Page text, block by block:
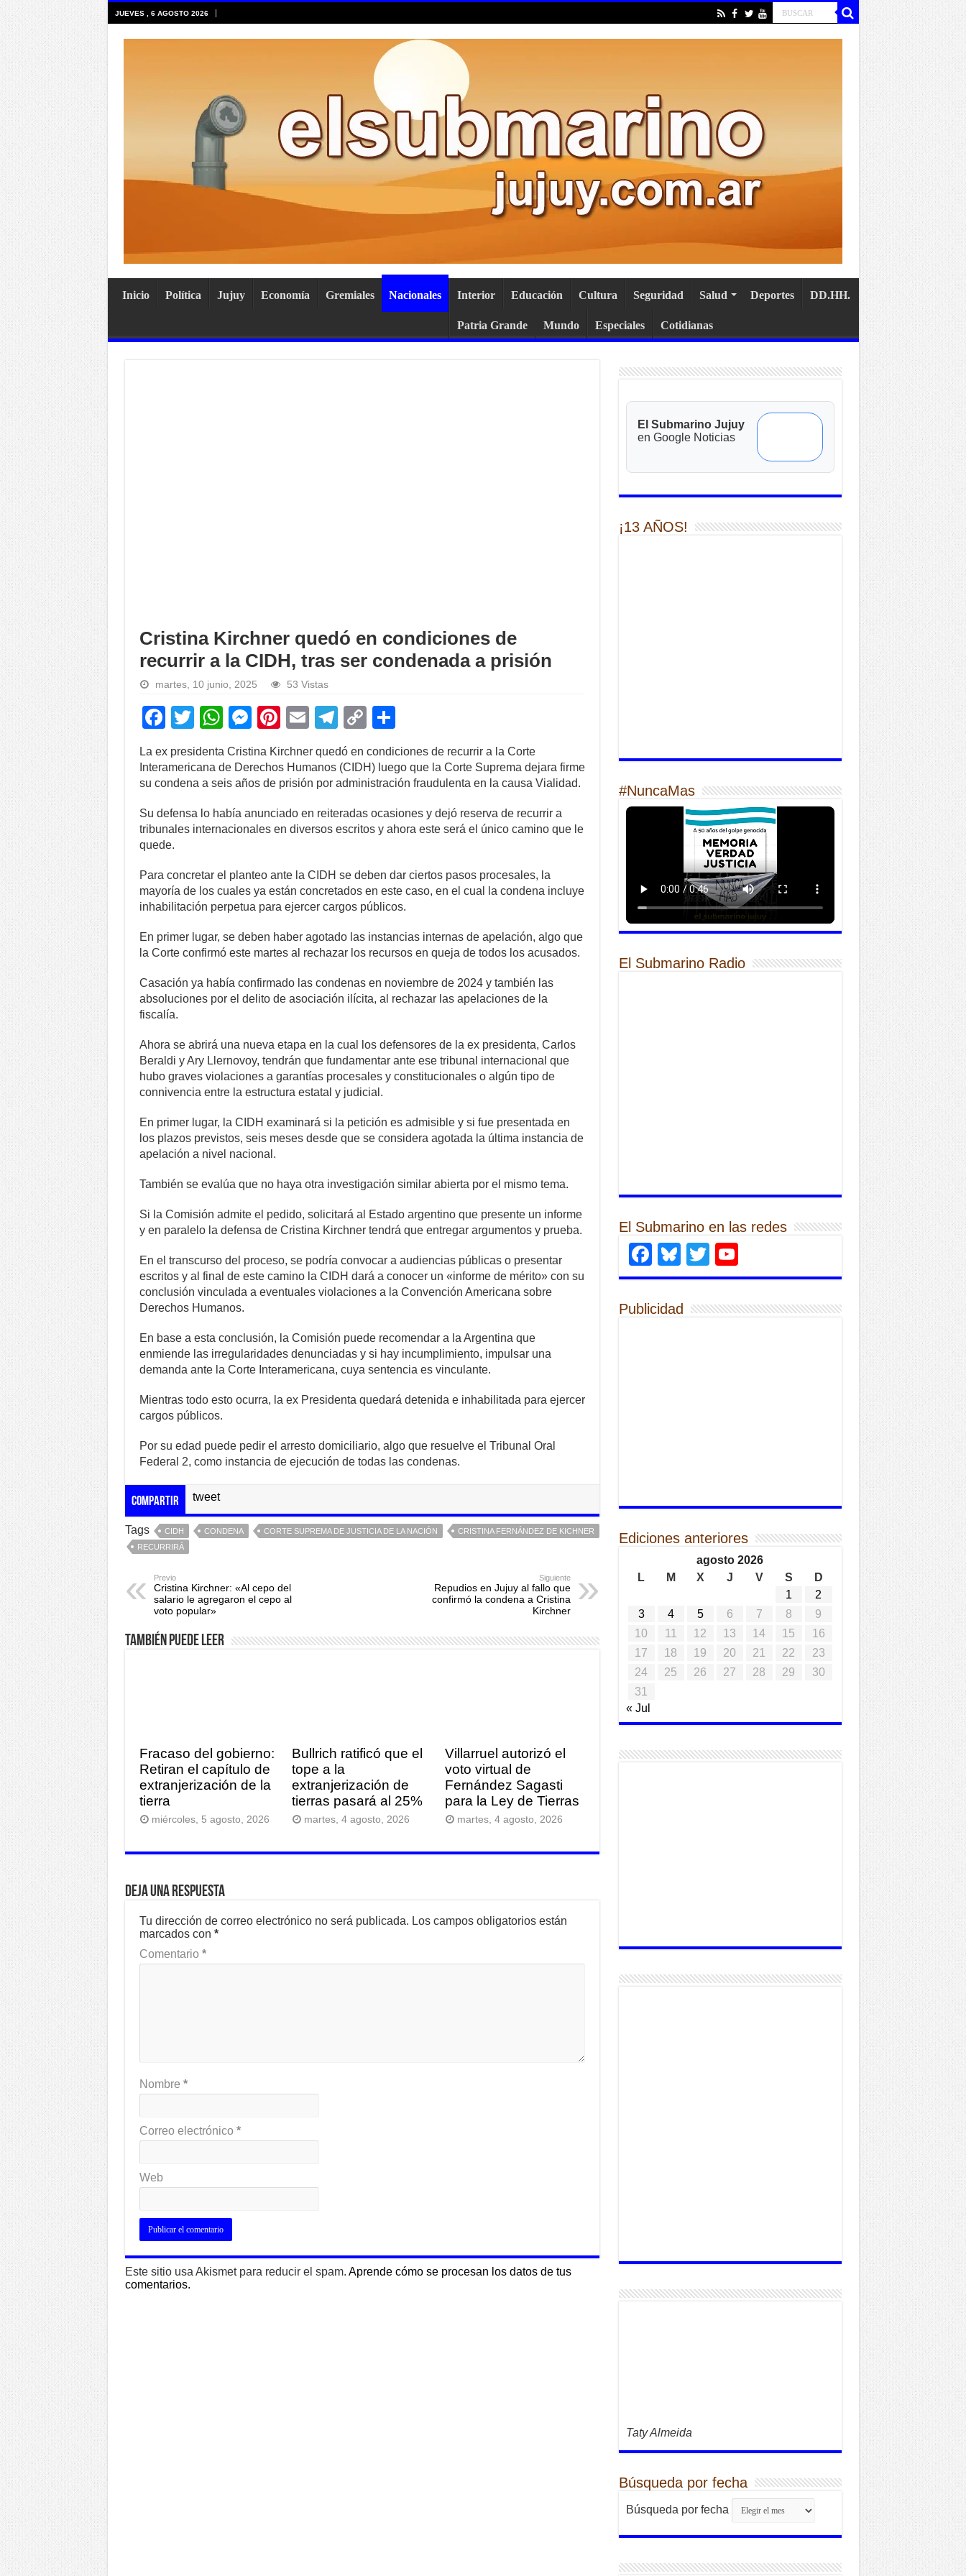
JUEVES , 6 AGOSTO 2026
Inicio Política Jujuy Economía Gremiales Nacionales Interior Educación Cultura Seguridad Salud Deportes DD.HH.
Patria Grande Mundo Especiales Cotidianas
Cristina Kirchner quedó en condiciones de
recurrir a la CIDH, tras ser condenada a prisión
martes, 10 junio, 2025 53 Vistas
F
c
e
b
o
o
k
T
wi
tt
er
W
h
at
s
A
p
M
e
ss
e
n
g
Pi
nt
er
e
st
E
ail
T
el
e
gr
a
m
C
p
y
Li
n
h
ar
e
La ex presidenta Cristina Kirchner quedó en condiciones de recurrir a la Corte
Interamericana de Derechos Humanos (CIDH) luego que la Corte Suprema dejara firme
su condena a seis años de prisión por administración fraudulenta en la causa Vialidad.
Su defensa lo había anunciado en reiteradas ocasiones y dejó reserva de recurrir a
tribunales internacionales en diversos escritos y ahora este será el único camino que le
quede.
Para concretar el planteo ante la CIDH se deben dar ciertos pasos procesales, la
mayoría de los cuales ya están concretados en este caso, en el cual la condena incluye
inhabilitación perpetua para ejercer cargos públicos.
En primer lugar, se deben haber agotado las instancias internas de apelación, algo que
la Corte confirmó este martes al rechazar los recursos en queja de todos los acusados.
Casación ya había confirmado las condenas en noviembre de 2024 y también las
absoluciones por el delito de asociación ilícita, al rechazar las apelaciones de la
fiscalía.
Ahora se abrirá una nueva etapa en la cual los defensores de la ex presidenta, Carlos
Beraldi y Ary Llernovoy, tendrán que fundamentar ante ese tribunal internacional que
hubo graves violaciones a garantías procesales y constitucionales o algún tipo de
connivencia entre la estructura estatal y judicial.
En primer lugar, la CIDH examinará si la petición es admisible y si fue presentada en
los plazos previstos, seis meses desde que se considera agotada la última instancia de
apelación a nivel nacional.
También se evalúa que no haya otra investigación similar abierta por el mismo tema.
Si la Comisión admite el pedido, solicitará al Estado argentino que presente un informe
y en paralelo la defensa de Cristina Kirchner tendrá que entregar argumentos y prueba.
En el transcurso del proceso, se podría convocar a audiencias públicas o presentar
escritos y al final de este camino la CIDH dará a conocer un «informe de mérito» con su
conclusión vinculada a eventuales violaciones a la Convención Americana sobre
Derechos Humanos.
En base a esta conclusión, la Comisión puede recomendar a la Argentina que
enmiende las irregularidades denunciadas y si hay incumplimiento, impulsar una
demanda ante la Corte Interamericana, cuya sentencia es vinculante.
Mientras todo esto ocurra, la ex Presidenta quedará detenida e inhabilitada para ejercer
cargos públicos.
Por su edad puede pedir el arresto domiciliario, algo que resuelve el Tribunal Oral
Federal 2, como instancia de ejecución de todas las condenas.
Compartir tweet
Tags CIDH CONDENA CORTE SUPREMA DE JUSTICIA DE LA NACIÓN
CRISTINA FERNÁNDEZ DE KICHNER
RECURRIRÁ
Previo
Cristina Kirchner: «Al cepo del
salario le agregaron el cepo al
voto popular»
Siguiente
Repudios en Jujuy al fallo que
confirmó la condena a Cristina
Kirchner
También puede leer
Fracaso del gobierno:
Retiran el capítulo de
extranjerización de la
tierra
miércoles, 5 agosto, 2026
Bullrich ratificó que el
tope a la
extranjerización de
tierras pasará al 25%
martes, 4 agosto, 2026
Villarruel autorizó el
voto virtual de
Fernández Sagasti
para la Ley de Tierras
martes, 4 agosto, 2026
Deja una respuesta
Tu dirección de correo electrónico no será publicada. Los campos obligatorios están
marcados con *
Comentario *
Nombre *
Correo electrónico *
Web
Este sitio usa Akismet para reducir el spam. Aprende cómo se procesan los datos de tus
comentarios.
El Submarino Jujuy
en Google Noticias
¡13 AÑOS!
#NuncaMas
El Submarino Radio
El Submarino en las redes
Facebook
Bluesky
Twitter
Publicidad
Ediciones anteriores
agosto 2026
L
M X J V S
D
1
2
3
4 5 6 7 8
9
10
11 12 13 14 15
16
17
18 19 20 21 22
23
24
25 26 27 28 29
30
31
« Jul
Taty Almeida
Búsqueda por fecha
Búsqueda por fecha